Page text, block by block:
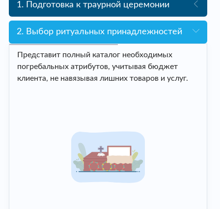
1. Подготовка к траурной церемонии
2. Выбор ритуальных принадлежностей
Представит полный каталог необходимых
погребальных атрибутов, учитывая бюджет
клиента, не навязывая лишних товаров и услуг.